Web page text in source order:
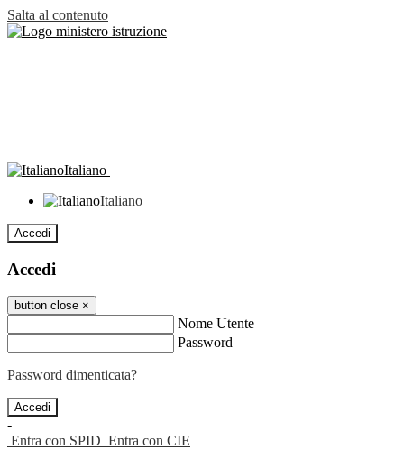
Salta al contenuto
Italiano
Italiano
Accedi
Accedi
button close ×
Nome Utente
Password
Password dimenticata?
-
Entra con SPID Entra con CIE